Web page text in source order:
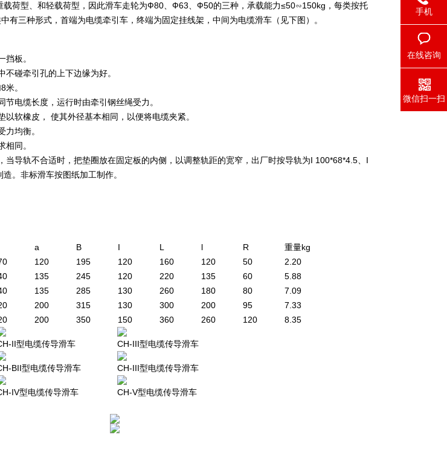
荷型、和轻载荷型，因此滑车走轮为Ф80、Ф63、Ф50的三种，承载能力≤50∽150kg，每类按托
有三种形式，首端为电缆牵引车，终端为固定挂线架，中间为电缆滑车（见下图）。
挡板。
碰牵引孔的上下边缘为好。
。
电缆长度，运行时由牵引钢丝绳受力。
软橡皮， 使其外径基本相同，以便将电缆夹紧。
均衡。
同。
当导轨不合适时，把垫圈放在固定板的内侧，以调整轨距的宽窄，出厂时按导轨为I 100*68*4.5、I
。非标滑车按图纸加工制作。
a B I L l R
重量kg
120 195 120 160 120 50
2.20
135 245 120 220 135 60
5.88
135 285 130 260 180 80
7.09
200 315 130 300 200 95
7.33
200 350 150 360 260 120 8.35
II型电缆传导滑车 CH-III型电缆传导滑车
BII型电缆传导滑车 CH-III型电缆传导滑车
IV型电缆传导滑车
CH-V型电缆传导滑车
手机
在线咨询
微信扫一扫